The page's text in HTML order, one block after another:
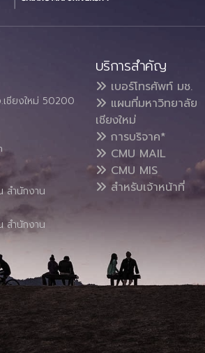
ชียงใหม่ 50200
สำนักงาน
สำนักงาน
บริการสำคัญ
เบอร์โทรศัพท์ มช.
แผนที่มหาวิทยาลัย
เชียงใหม่
การบริจาค*
CMU MAIL
CMU MIS
สำหรับเจ้าหน้าที่